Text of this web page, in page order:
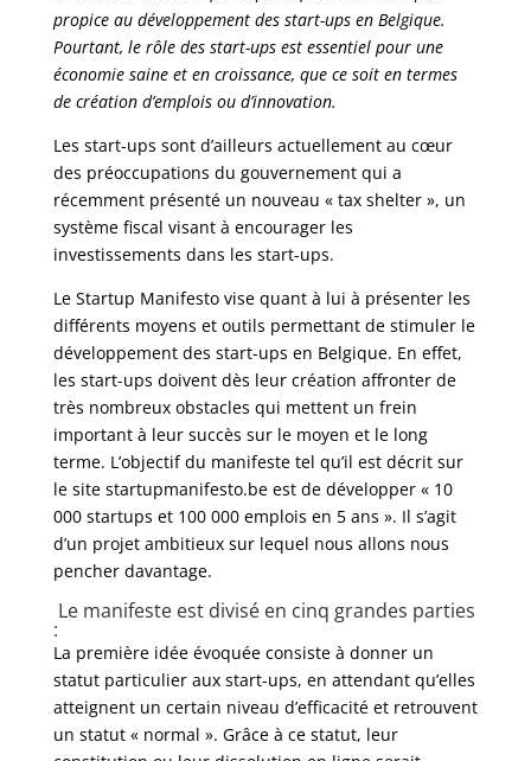
propice au développement des start-ups en Belgique.
Pourtant, le rôle des start-ups est essentiel pour une
économie saine et en croissance, que ce soit en termes
de création d’emplois ou d’innovation.
Les start-ups sont d’ailleurs actuellement au cœur
des préoccupations du gouvernement qui a
récemment présenté un nouveau « tax shelter », un
système fiscal visant à encourager les
investissements dans les start-ups.
Le Startup Manifesto vise quant à lui à présenter les
différents moyens et outils permettant de stimuler le
développement des start-ups en Belgique. En effet,
les start-ups doivent dès leur création affronter de
très nombreux obstacles qui mettent un frein
important à leur succès sur le moyen et le long
terme. L’objectif du manifeste tel qu’il est décrit sur
le site startupmanifesto.be est de développer « 10
000 startups et 100 000 emplois en 5 ans ». Il s’agit
d’un projet ambitieux sur lequel nous allons nous
pencher davantage.
Le manifeste est divisé en cinq grandes parties
:
La première idée évoquée consiste à donner un
statut particulier aux start-ups, en attendant qu’elles
atteignent un certain niveau d’efficacité et retrouvent
un statut « normal ». Grâce à ce statut, leur